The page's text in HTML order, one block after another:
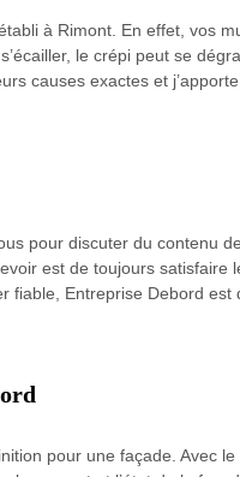
à Rimont. En effet, vos
le crépi peut se
causes exactes et
pour discuter du contenu
est de toujours satisfaire
fiable, Entreprise Debord est
pour une façade. Avec le